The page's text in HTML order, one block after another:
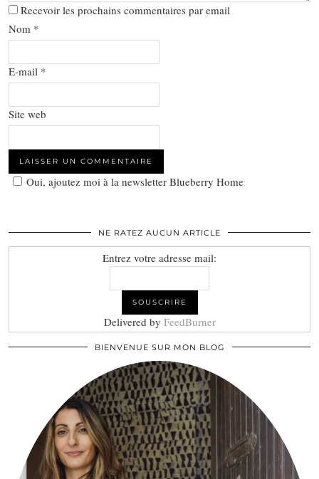
Recevoir les prochains commentaires par email
Nom *
E-mail *
Site web
Oui, ajoutez moi à la newsletter Blueberry Home
NE RATEZ AUCUN ARTICLE
Entrez votre adresse mail:
Delivered by FeedBurner
BIENVENUE SUR MON BLOG